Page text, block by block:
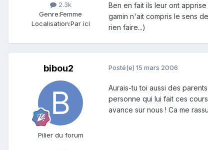
2.3k
Genre:Femme
Localisation:Par ici
Ben en fait ils leur ont
gamin n'ait compris le sens
rien faire...)
bibou2
Pilier du forum
Posté(e) 15 mars 2006
Aurais-tu toi aussi des
personne qui lui fait ces
avance sur nous ! Ca me